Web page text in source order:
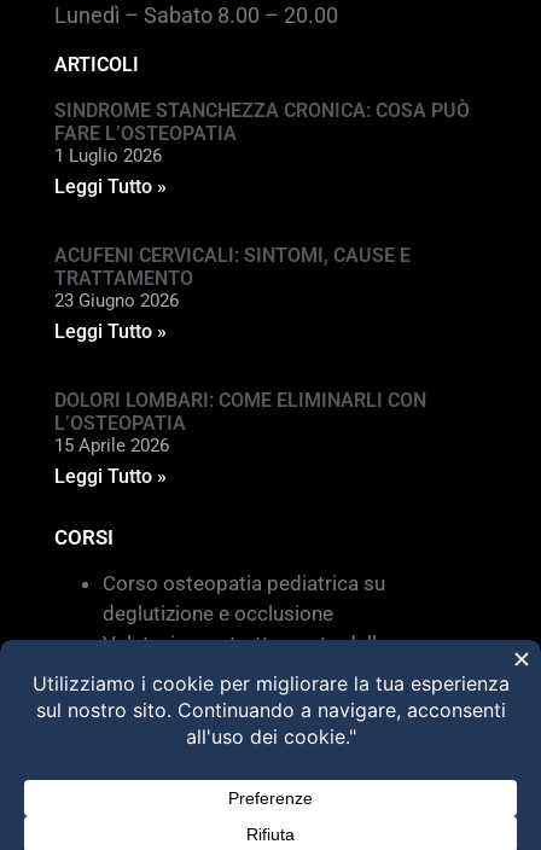
Lunedì – Sabato 8.00 – 20.00
ARTICOLI
SINDROME STANCHEZZA CRONICA: COSA PUÒ
FARE L’OSTEOPATIA
1 Luglio 2026
Leggi Tutto »
ACUFENI CERVICALI: SINTOMI, CAUSE E
TRATTAMENTO
23 Giugno 2026
Leggi Tutto »
DOLORI LOMBARI: COME ELIMINARLI CON
L’OSTEOPATIA
15 Aprile 2026
Leggi Tutto »
CORSI
Corso osteopatia pediatrica su
deglutizione e occlusione
Valutazione e trattamento delle
disfunzioni dei sistemi di movimento –
Torino 28 MARZO 2026
HVLA – Moduli Clinici – 2026
@2025 Dott. Alessandro Carollo – All rights